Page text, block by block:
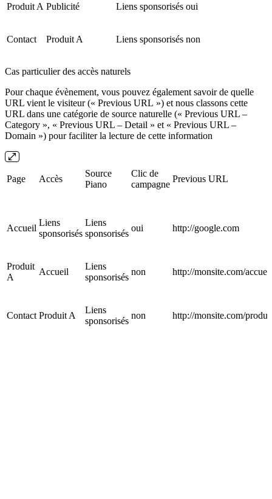
Produit A Publicité Liens sponsorisés oui
Contact Produit A Liens sponsorisés non
Cas particulier des accès naturels
Pour chaque évènement, vous pouvez également savoir de quelle
URL vient le visiteur (« Previous URL ») et nous classons cette
URL dans une catégorie de source naturelle (« Previous URL –
Category », « Previous URL – Detail » et « Previous URL –
Domain ») pour faciliter la lecture de cette information
Page Accès
Source
Piano
Clic de
campagne
Previous URL
Accueil
Liens
sponsorisés
Liens
sponsorisés
oui http://google.com
Produit
A
Accueil
Liens
sponsorisés
non http://monsite.com/accueil
Contact Produit A
Liens
sponsorisés
non http://monsite.com/